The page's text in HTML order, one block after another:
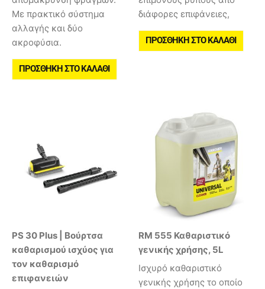
Με πρακτικό σύστημα
αλλαγής και δύο
ακροφύσια.
ΠΡΟΣΘΉΚΗ ΣΤΟ ΚΑΛΆΘΙ
διάφορες επιφάνειες,
ΠΡΟΣΘΉΚΗ ΣΤΟ ΚΑΛΆΘΙ
PS 30 Plus | Βούρτσα
καθαρισμού ισχύος για
τον καθαρισμό
επιφανειών
RM 555 Καθαριστικό
γενικής χρήσης, 5L
Ισχυρό καθαριστικό
γενικής χρήσης το οποίο